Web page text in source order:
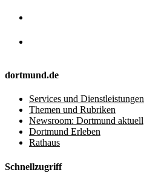
dortmund.de
Services und Dienstleistungen
Themen und Rubriken
Newsroom: Dortmund aktuell
Dortmund Erleben
Rathaus
Schnellzugriff